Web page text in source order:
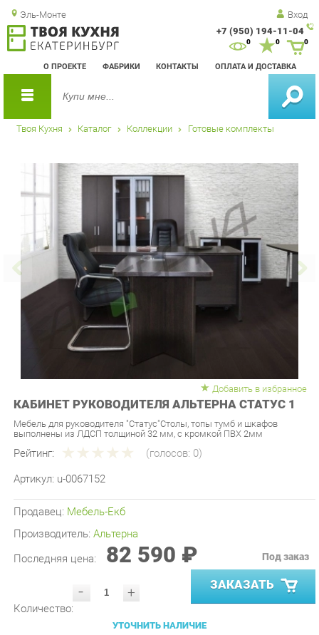
Эль-Монте Вход
+7 (950) 194-11-04
О ПРОЕКТЕ ФАБРИКИ КОНТАКТЫ ОПЛАТА И ДОСТАВКА
0 0
Твоя Кухня Каталог Коллекции Готовые комплекты
КАБИНЕТ РУКОВОДИТЕЛЯ АЛЬТЕРНА СТАТУС 1
Мебель для руководителя "Статус"Столы, топы тумб и шкафов
Рейтинг: (голосов: 0)
Артикул: u-0067152
Производитель:Альтерна
Последняя цена: 82 590 ₽
- ЗАКАЗАТЬ
УТОЧНИТЬ НАЛИЧИЕ
ПРИГЛАСИТЬ ЗАМЕРЩИКА